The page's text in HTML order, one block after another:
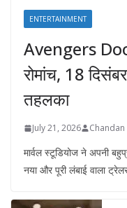
ENTERTAINMENT
Avengers
रोमांच, 18
तहलका
July 21, 2026 Chandan
मार्वल स्टूडियोज ने अपनी
नया और पूरी लंबाई वाला